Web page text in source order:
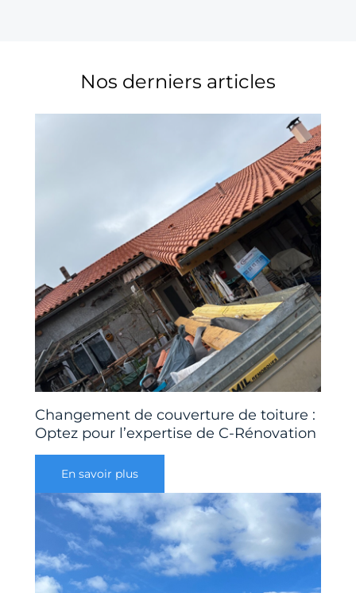
Nos derniers articles
Changement de couverture de toiture :
Optez pour l’expertise de C-Rénovation
En savoir plus